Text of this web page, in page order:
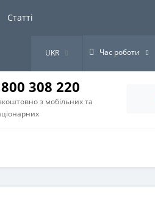
Статті
UKR Час роботи
308 220
з мобільних та